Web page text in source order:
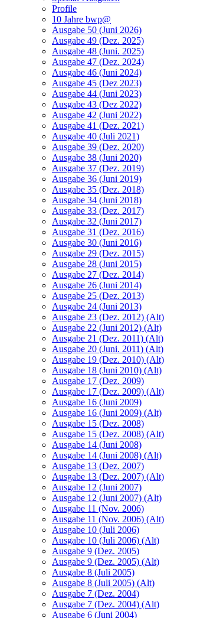
Profile
10 Jahre bwp@
Ausgabe 50 (Juni 2026)
Ausgabe 49 (Dez. 2025)
Ausgabe 48 (Juni. 2025)
Ausgabe 47 (Dez. 2024)
Ausgabe 46 (Juni 2024)
Ausgabe 45 (Dez 2023)
Ausgabe 44 (Juni 2023)
Ausgabe 43 (Dez 2022)
Ausgabe 42 (Juni 2022)
Ausgabe 41 (Dez. 2021)
Ausgabe 40 (Juli 2021)
Ausgabe 39 (Dez. 2020)
Ausgabe 38 (Juni 2020)
Ausgabe 37 (Dez. 2019)
Ausgabe 36 (Juni 2019)
Ausgabe 35 (Dez. 2018)
Ausgabe 34 (Juni 2018)
Ausgabe 33 (Dez. 2017)
Ausgabe 32 (Juni 2017)
Ausgabe 31 (Dez. 2016)
Ausgabe 30 (Juni 2016)
Ausgabe 29 (Dez. 2015)
Ausgabe 28 (Juni 2015)
Ausgabe 27 (Dez. 2014)
Ausgabe 26 (Juni 2014)
Ausgabe 25 (Dez. 2013)
Ausgabe 24 (Juni 2013)
Ausgabe 23 (Dez. 2012) (Alt)
Ausgabe 22 (Juni 2012) (Alt)
Ausgabe 21 (Dez. 2011) (Alt)
Ausgabe 20 (Juni. 2011) (Alt)
Ausgabe 19 (Dez. 2010) (Alt)
Ausgabe 18 (Juni 2010) (Alt)
Ausgabe 17 (Dez. 2009)
Ausgabe 17 (Dez. 2009) (Alt)
Ausgabe 16 (Juni 2009)
Ausgabe 16 (Juni 2009) (Alt)
Ausgabe 15 (Dez. 2008)
Ausgabe 15 (Dez. 2008) (Alt)
Ausgabe 14 (Juni 2008)
Ausgabe 14 (Juni 2008) (Alt)
Ausgabe 13 (Dez. 2007)
Ausgabe 13 (Dez. 2007) (Alt)
Ausgabe 12 (Juni 2007)
Ausgabe 12 (Juni 2007) (Alt)
Ausgabe 11 (Nov. 2006)
Ausgabe 11 (Nov. 2006) (Alt)
Ausgabe 10 (Juli 2006)
Ausgabe 10 (Juli 2006) (Alt)
Ausgabe 9 (Dez. 2005)
Ausgabe 9 (Dez. 2005) (Alt)
Ausgabe 8 (Juli 2005)
Ausgabe 8 (Juli 2005) (Alt)
Ausgabe 7 (Dez. 2004)
Ausgabe 7 (Dez. 2004) (Alt)
Ausgabe 6 (Juni 2004)